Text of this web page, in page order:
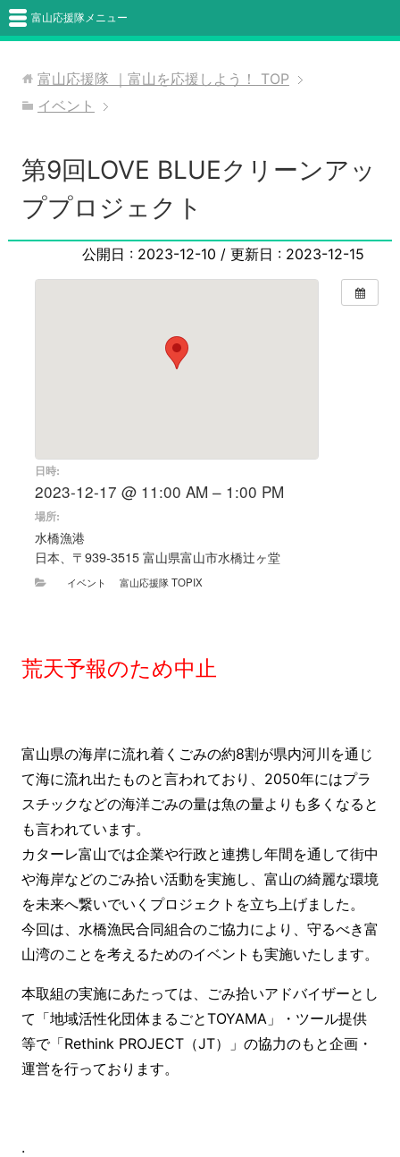
富山応援隊メニュー
富山応援隊 ｜富山を応援しよう！
TOP
イベント
第9回LOVE BLUEクリーンアッ
ププロジェクト
公開日 : 2023-12-10 / 更新日 : 2023-12-15
日時:
2023-12-17 @ 11:00 AM – 1:00 PM
場所:
水橋漁港
日本、〒939-3515 富山県富山市水橋辻ヶ堂
イベント 富山応援隊 TOPIX
荒天予報のため中止
富山県の海岸に流れ着くごみの約8割が県内河川を通じ
て海に流れ出たものと言われており、2050年にはプラ
スチックなどの海洋ごみの量は魚の量よりも多くなると
も言われています。
カターレ富山では企業や行政と連携し年間を通して街中
や海岸などのごみ拾い活動を実施し、富山の綺麗な環境
を未来へ繋いでいくプロジェクトを立ち上げました。
今回は、水橋漁民合同組合のご協力により、守るべき富
山湾のことを考えるためのイベントも実施いたします。
本取組の実施にあたっては、ごみ拾いアドバイザーとし
て「地域活性化団体まるごとTOYAMA」・ツール提供
等で「Rethink PROJECT（JT）」の協力のもと企画・
運営を行っております。
.